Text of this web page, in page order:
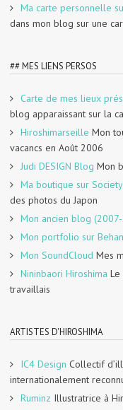
Ma carte personnelle
dans mon blog sur une
## MES LIENS PERSOS
Carte de mes lieux
blog apparaissant sur la
Hiroshimarseille Mon
vacancs en Août 2006
Judi DESIGN Blog Mon
Ma boutique sur
des photos du Japon
Mon ancien blog
Mon portfolio sur
Mon SoundCloud Mes
Nininbaori Hiroshima
travaillais
ARTISTES D'HIROSHIMA
IC4 Design Collectif
internationalement
Ruminz Illustratrice à